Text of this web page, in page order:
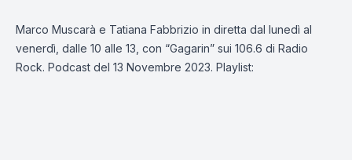
Marco Muscarà e Tatiana Fabbrizio in diretta dal lunedì al
venerdì, dalle 10 alle 13, con “Gagarin” sui 106.6 di Radio
Rock. Podcast del 13 Novembre 2023. Playlist: